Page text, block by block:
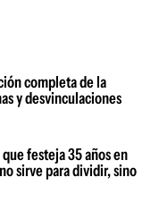
completa de la
y desvinculaciones
festeja 35 años en
sirve para dividir, sino